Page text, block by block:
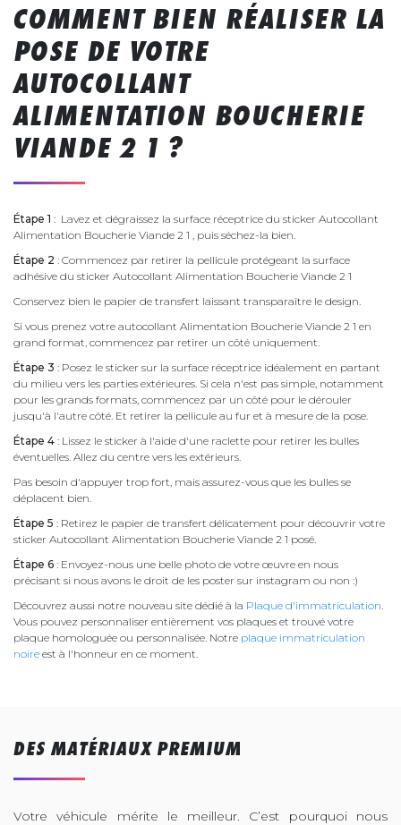
COMMENT BIEN RÉALISER LA
POSE DE VOTRE
AUTOCOLLANT
ALIMENTATION BOUCHERIE
VIANDE 2 1 ?
Étape 1 : Lavez et dégraissez la surface réceptrice du sticker Autocollant
Alimentation Boucherie Viande 2 1 , puis séchez-la bien.
Étape 2 : Commencez par retirer la pellicule protégeant la surface
adhésive du sticker Autocollant Alimentation Boucherie Viande 2 1
Conservez bien le papier de transfert laissant transparaître le design.
Si vous prenez votre autocollant Alimentation Boucherie Viande 2 1 en
grand format, commencez par retirer un côté uniquement.
Étape 3 : Posez le sticker sur la surface réceptrice idéalement en partant
du milieu vers les parties extérieures. Si cela n'est pas simple, notamment
pour les grands formats, commencez par un côté pour le dérouler
jusqu'à l'autre côté. Et retirer la pellicule au fur et à mesure de la pose.
Étape 4 : Lissez le sticker à l'aide d'une raclette pour retirer les bulles
éventuelles. Allez du centre vers les extérieurs.
Pas besoin d'appuyer trop fort, mais assurez-vous que les bulles se
déplacent bien.
Étape 5 : Retirez le papier de transfert délicatement pour découvrir votre
sticker Autocollant Alimentation Boucherie Viande 2 1 posé.
Étape 6 : Envoyez-nous une belle photo de votre œuvre en nous
précisant si nous avons le droit de les poster sur instagram ou non :)
Découvrez aussi notre nouveau site dédié à la Plaque d'immatriculation
Vous pouvez personnaliser entièrement vos plaques et trouvé votre
plaque homologuée ou personnalisée. Notre plaque immatriculation
noire est à l'honneur en ce moment.
DES MATÉRIAUX PREMIUM
Votre véhicule mérite le meilleur. C’est pourquoi nous